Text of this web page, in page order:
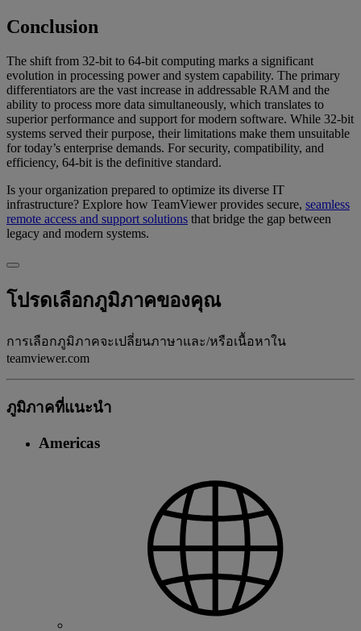
Conclusion
The shift from 32-bit to 64-bit computing marks a significant
evolution in processing power and system capability. The primary
differentiators are the vast increase in addressable RAM and the
ability to process more data simultaneously, which translates to
superior performance and support for modern software. While 32-bit
systems served their purpose, their limitations make them unsuitable
for today’s enterprise demands. For security, compatibility, and
efficiency, 64-bit is the definitive standard.
Is your organization prepared to optimize its diverse IT
infrastructure? Explore how TeamViewer provides secure, seamless
remote access and support solutions that bridge the gap between
legacy and modern systems.
โปรดเลือกภูมิภาคของคุณ
การเลือกภูมิภาคจะเปลี่ยนภาษาและ/หรือเนื้อหาใน
teamviewer.com
ภูมิภาคที่แนะนํา
Americas